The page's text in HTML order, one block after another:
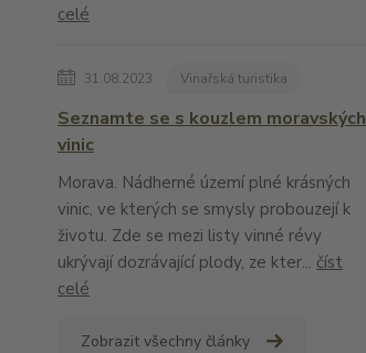
celé
31.08.2023 Vinařská turistika
Seznamte se s kouzlem moravských
vinic
Morava. Nádherné území plné krásných
vinic, ve kterých se smysly probouzejí k
životu. Zde se mezi listy vinné révy
ukrývají dozrávající plody, ze kter... číst
celé
Zobrazit všechny články